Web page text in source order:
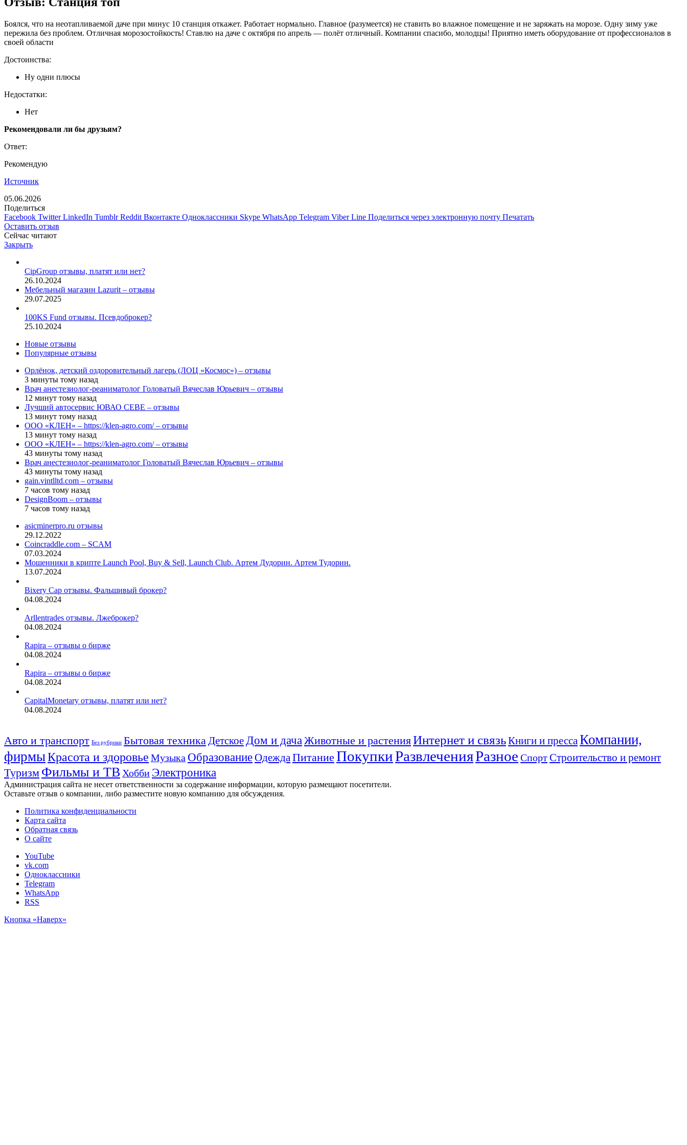
Боялся, что на неотапливаемой даче при минус 10 станция откажет. Работает нормально. Главное (разумеется) не ставить во влажное помещение и не заряжать на морозе. Одну зиму уже
пережила без проблем. Отличная морозостойкость! Ставлю на даче с октября по апрель — полёт отличный. Компании спасибо, молодцы! Приятно иметь оборудование от профессионалов в
своей области
Достоинства:
Ну одни плюсы
Недостатки:
Нет
Рекомендовали ли бы друзьям?
Ответ:
Рекомендую
Источник
05.06.2026
Поделиться
Facebook Twitter LinkedIn Tumblr Reddit Вконтакте Одноклассники Skype WhatsApp Telegram Viber Line Поделиться через электронную почту Печатать
Оставить отзыв
Сейчас читают
Закрыть
CipGroup отзывы, платят или нет?
26.10.2024
Мебельный магазин Lazurit – отзывы
29.07.2025
100KS Fund отзывы. Псевдоброкер?
25.10.2024
Новые отзывы
Популярные отзывы
Орлёнок, детский оздоровительный лагерь (ЛОЦ «Космос») – отзывы
3 минуты тому назад
Врач анестезиолог-реаниматолог Головатый Вячеслав Юрьевич – отзывы
12 минут тому назад
Лучший автосервис ЮВАО CEBE – отзывы
13 минут тому назад
ООО «КЛЕН» – https://klen-agro.com/ – отзывы
13 минут тому назад
ООО «КЛЕН» – https://klen-agro.com/ – отзывы
43 минуты тому назад
Врач анестезиолог-реаниматолог Головатый Вячеслав Юрьевич – отзывы
43 минуты тому назад
gain.vintlltd.com – отзывы
7 часов тому назад
DesignBoom – отзывы
7 часов тому назад
asicminerpro.ru отзывы
29.12.2022
Coincraddle.com – SCAM
07.03.2024
Мошенники в крипте Launch Pool, Buy & Sell, Launch Club. Артем Дудорин. Артем Тудорин.
13.07.2024
Bixery Cap отзывы. Фальшивый брокер?
04.08.2024
Arllentrades отзывы. Лжеброкер?
04.08.2024
Rapira – отзывы о бирже
04.08.2024
Rapira – отзывы о бирже
04.08.2024
CapitalMonetary отзывы, платят или нет?
04.08.2024
Авто и транспорт Без рубрики Бытовая техника Детское Дом и дача Животные и растенияИнтернет и связьКниги и пресса Компании,
фирмыКрасота и здоровье Музыка ОбразованиеОдежда Питание ПокупкиРазвлеченияРазное СпортСтроительство и ремонт
Туризм Фильмы и ТВ Хобби Электроника
Администрация сайта не несет ответственности за содержание информации, которую размещают посетители.
Оставьте отзыв о компании, либо разместите новую компанию для обсуждения.
Политика конфиденциальности
Карта сайта
Обратная связь
О сайте
YouTube
vk.com
Одноклассники
Telegram
WhatsApp
RSS
Кнопка «Наверх»